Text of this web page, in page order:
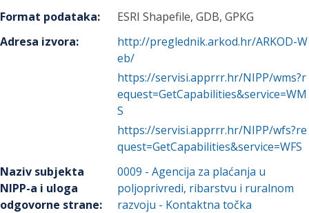
Format podataka:
ESRI Shapefile, GDB, GPKG
Adresa izvora:
http://preglednik.arkod.hr/ARKOD-W
eb/
https://servisi.apprrr.hr/NIPP/wms?r
equest=GetCapabilities&service=WM
S
https://servisi.apprrr.hr/NIPP/wfs?re
quest=GetCapabilities&service=WFS
Naziv subjekta
NIPP-a i uloga
odgovorne strane:
0009 -Agencija za plaćanja u
poljoprivredi, ribarstvu i ruralnom
razvoju - Kontaktna točka